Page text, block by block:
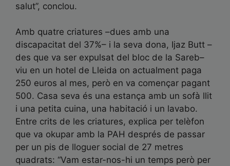
salut”, conclou.
Amb quatre criatures –dues amb una
discapacitat del 37%– i la seva dona, Ijaz Butt –
des que va ser expulsat del bloc de la Sareb–
viu en un hotel de Lleida on actualment paga
250 euros al mes, però en va començar pagant
500. Casa seva és una estança amb un sofà llit
i una petita cuina, una habitació i un lavabo.
Entre crits de les criatures, explica per telèfon
que va okupar amb la PAH després de passar
per un pis de lloguer social de 27 metres
quadrats: “Vam estar-nos-hi un temps però per